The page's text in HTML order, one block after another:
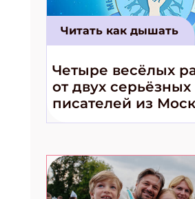
Читать как дышать
Четыре весёлых
от двух серьёзных
писателей из